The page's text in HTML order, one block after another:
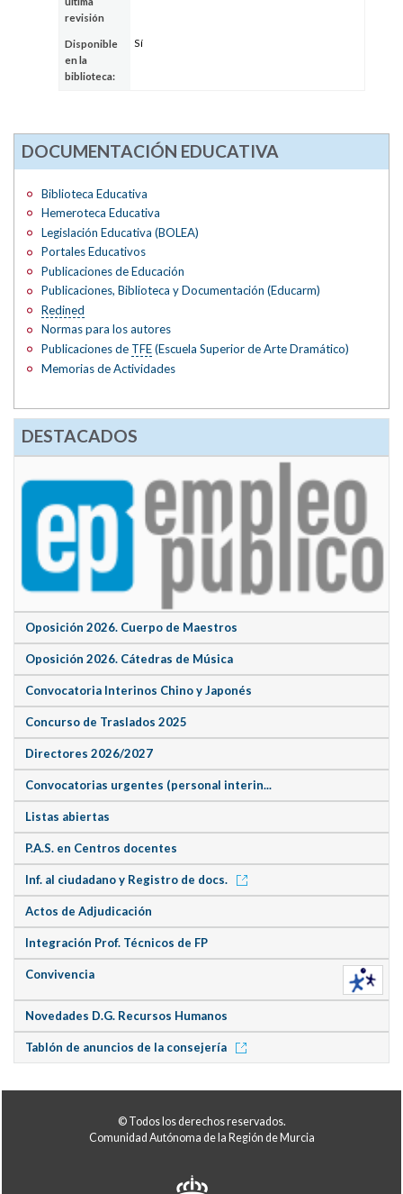
revisión
Disponible
en la
biblioteca:
Sí
DOCUMENTACIÓN EDUCATIVA
Biblioteca Educativa
Hemeroteca Educativa
Legislación Educativa (BOLEA)
Portales Educativos
Publicaciones de Educación
Publicaciones, Biblioteca y Documentación (Educarm)
Redined
Normas para los autores
Publicaciones de TFE(Escuela Superior de Arte Dramático)
Memorias de Actividades
DESTACADOS
Oposición 2026. Cuerpo de Maestros
Oposición 2026. Cátedras de Música
Convocatoria Interinos Chino y Japonés
Concurso de Traslados 2025
Directores 2026/2027
Convocatorias urgentes (personal interin...
Listas abiertas
P.A.S. en Centros docentes
Inf. al ciudadano y Registro de docs.
Actos de Adjudicación
Integración Prof. Técnicos de FP
Convivencia
Novedades D.G. Recursos Humanos
Tablón de anuncios de la consejería
© Todos los derechos reservados.
Comunidad Autónoma de la Región de Murcia